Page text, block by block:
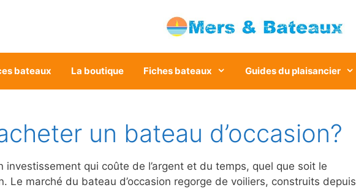
bateaux La boutique Fiches bateaux Guides du plaisancier
un bateau d’occasion?
qui coûte de l’argent et du temps, quel que soit le
Le marché du bateau d’occasion regorge de voiliers, construits depuis